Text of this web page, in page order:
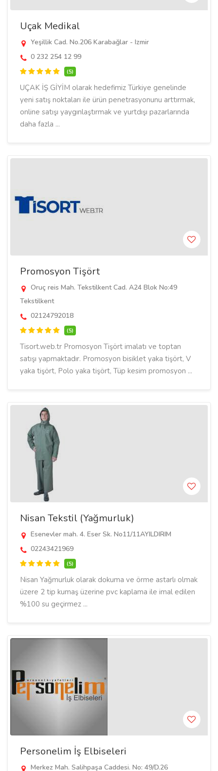
Uçak Medikal
Yeşillik Cad. No.206 Karabağlar - Izmir
0 232 254 12 99
(5)
UÇAK İŞ GİYİM olarak hedefimiz Türkiye genelinde
yeni satış noktaları ile ürün penetrasyonunu arttırmak,
online satışı yaygınlaştırmak ve yurtdışı pazarlarında
daha fazla ...
Promosyon Tişört
Oruç reis Mah. Tekstilkent Cad. A24 Blok No:49
Tekstilkent
02124792018
(5)
Tisort.web.tr Promosyon Tişört imalatı ve toptan
satışı yapmaktadır. Promosyon bisiklet yaka tişört, V
yaka tişört, Polo yaka tişört, Tüp kesim promosyon ...
Nisan Tekstil (Yağmurluk)
Esenevler mah. 4. Eser Sk. No11/11AYILDIRIM
02243421969
(5)
Nisan Yağmurluk olarak dokuma ve örme astarlı olmak
üzere 2 tip kumaş üzerine pvc kaplama ile imal edilen
%100 su geçirmez ...
Personelim İş Elbiseleri
Merkez Mah. Salihpaşa Caddesi. No: 49/D.26